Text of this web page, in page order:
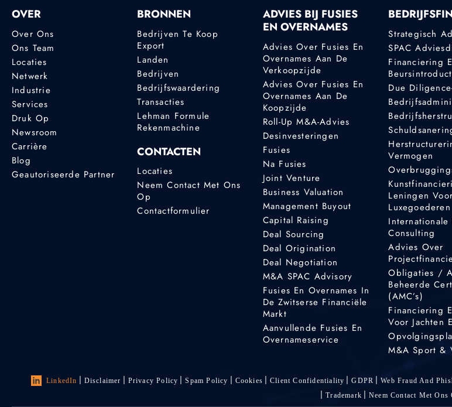
OVER
Over Ons
Ons Team
Locaties
Netwerk
Industrie
Services
Druk Op
Newsroom
Carrière
Blog
Geautoriseerde Partner
BRONNEN
Bedrijven Te Koop
Export
Landen
Bedrijven
Bedrijfswaardering
Transacties
Lehman Formule
Rekenmachine
CONTACTEN
Locaties
Neem Contact Met Ons
Op
Contactformulier
ADVIES BIJ FUSIES
EN OVERNAMES
Advies Over Fusies En
Overnames Aan De
Verkoopzijde
Advies Over Fusies En
Overnames Aan De
Koopzijde
Roll-Up M&A-Advies
Desinvesteringen
Fusies
Na Fusies
Joint Venture
Business Valuation
Management Buyout
Capital Raising
Deal Sourcing
Deal Origination
Deal Negotiation
M&A SPAC Advisory
Fusies En Overnames In
De Zwitserse Financiële
Markt
Aanvullende Fusies En
Overnameservice
Strategisch
SPAC
Financiering
Due
Vermogen
Leningen Voor
Luxegoederen
Internationale
Consulting
Advies Over
Obligaties /
Beheerde
(AMC’s)
Financiering
Voor Jachten
M&A Sport &
LinkedIn Disclaimer Privacy Policy Spam Policy Cookies Client Confidentiality GDPR Web Fraud And
Trademark
Neem Contact Met Ons